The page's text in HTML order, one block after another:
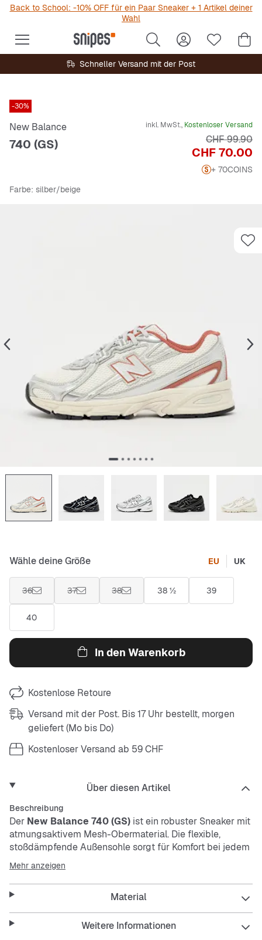
Back to School: -10% OFF für ein Paar Sneaker + 1 Artikel deiner
Wahl
Schneller Versand mit der Post
-30%
New Balance
740 (GS)
inkl. MwSt., Kostenloser Versand
Preis
CHF 70.00
Originalpreis
CHF 99.90
+ 70COINS
Farbe: silber/beige
Wähle deine Größe EU UK
36 37 38 38 ½ 39
40
In den Warenkorb
Kostenlose Retoure
Versand mit der Post. Bis 17 Uhr bestellt, morgen
geliefert (Mo bis Do)
Kostenloser Versand ab 59 CHF
Über diesen Artikel
Beschreibung
Der New Balance 740 (GS) ist ein robuster Sneaker mit
atmungsaktivem Mesh-Obermaterial. Die flexible,
stoßdämpfende Außensohle sorgt für Komfort bei jedem
Schritt. Dank der Schnürsenkel sitzt er sicher und passt
sich deinem Fuß perfekt an.
Mehr anzeigen
Material
Weitere Informationen